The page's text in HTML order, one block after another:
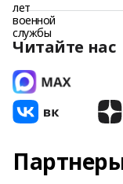
Читайте нас